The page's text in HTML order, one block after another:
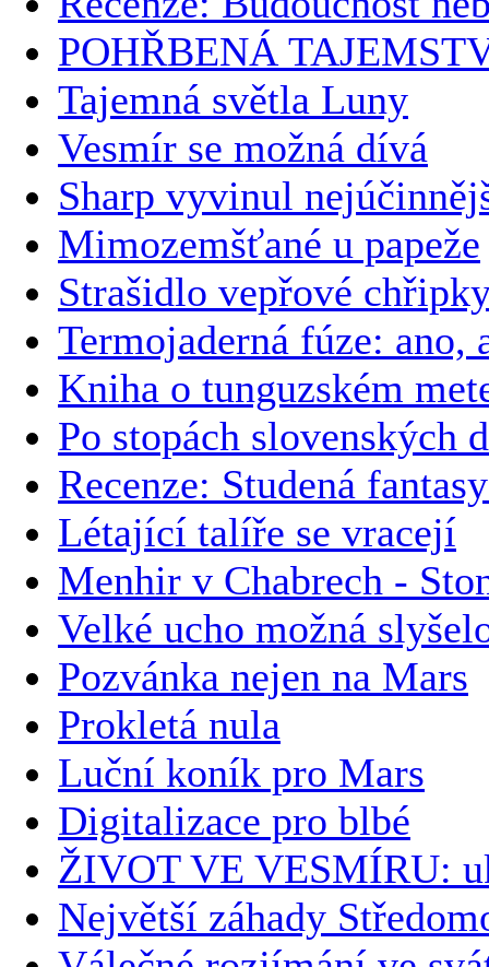
POHŘBENÁ
Tajemná světla Luny
Vesmír se možná dívá
Sharp vyvinul
Mimozemšťané u papeže
Strašidlo vepřové
Termojaderná fúze: ano,
Kniha o tunguzském
Po stopách slovenských
Recenze: Studená
Létající talíře se vracejí
Menhir v Chabrech -
Velké ucho možná
Pozvánka nejen na Mars
Prokletá nula
Luční koník pro Mars
Digitalizace pro blbé
ŽIVOT VE VESMÍRU:
Největší záhady